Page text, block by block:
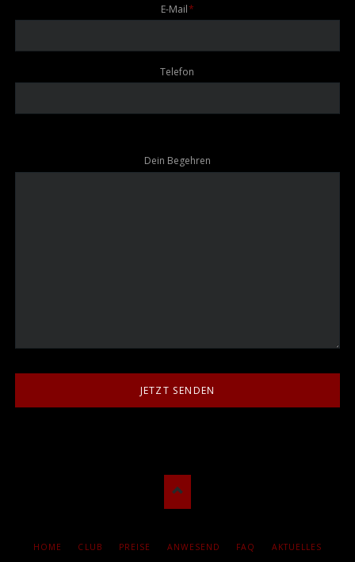
Pflichtfeld
E-Mail*
Telefon
Dein Begehren
JETZT SENDEN
NAVIGATION
HOME CLUB PREISE ANWESEND FAQ AKTUELLES